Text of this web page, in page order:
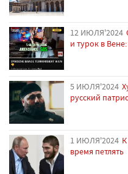
12 ИЮЛЯ'2024
и турок в
5 ИЮЛЯ'2024
русский
1 ИЮЛЯ'2024
время петлять